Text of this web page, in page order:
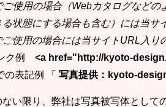
ご使用の場合（Webカタログなど
る状態にする場合も含む）には当
使用の場合には当サイトURL入り
ク例 <a href="http://kyoto-
表記例 「 写真提供：kyoto-
い限り、弊社は写真被写体として